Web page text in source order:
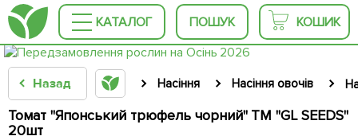
КАТАЛОГ ПОШУК КОШИК
Назад Насіння Насіння овочів
Томат "Японський трюфель чорний" ТМ "GL SEEDS"
20шт